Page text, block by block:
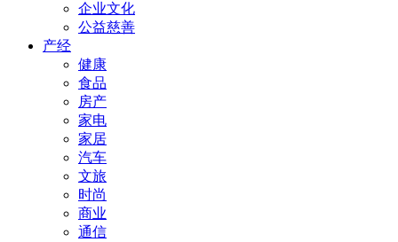
企业文化
公益慈善
产经
健康
食品
房产
家电
家居
汽车
文旅
时尚
商业
通信